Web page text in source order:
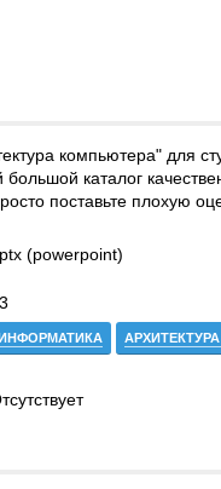
компьютера" для
каталог
поставьте плохую
(powerpoint)